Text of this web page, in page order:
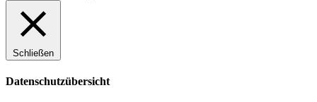
Schließen
Datenschutzübersicht